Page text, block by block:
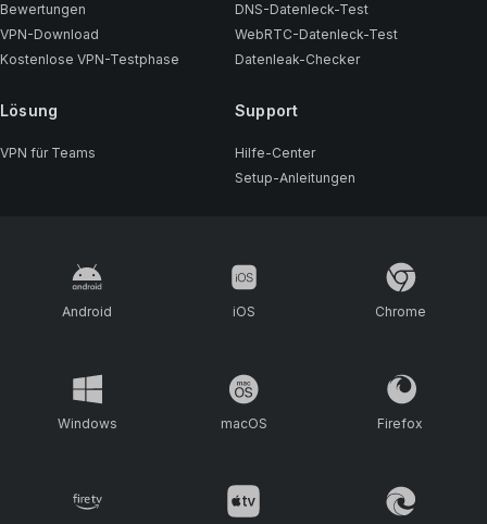
Bewertungen
VPN-Download
Kostenlose VPN-Testphase
Lösung
VPN für Teams
DNS-Datenleck-Test
WebRTC-Datenleck-Test
Datenleak-Checker
Support
Hilfe-Center
Setup-Anleitungen
Android iOS Chrome
Windows macOS Firefox